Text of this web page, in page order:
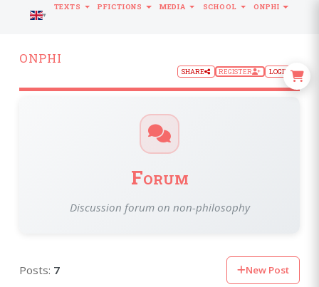
ONPHI
SHARE REGISTER LOGIN
Forum
Discussion forum on non-philosophy
Posts: 7 New Post
LANGUAGE
TEXTS PFICTIONS MEDIA SCHOOL ONPHI